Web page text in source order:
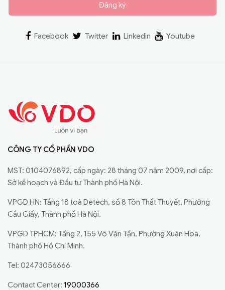
Đăng ký
Facebook Twitter Linkedin Youtube
CÔNG TY CỔ PHẦN VDO
MST: 0104076892, cấp ngày: 28 tháng 07 năm 2009, nơi cấp:
Sở kế hoạch và Đầu tư Thành phố Hà Nội.
VPGD HN: Tầng 18 toà Detech, số 8 Tôn Thất Thuyết, Phường
Cầu Giấy, Thành phố Hà Nội.
VPGD TPHCM: Tầng 2, 155 Võ Văn Tần, Phường Xuân Hoà,
Thành phố Hồ Chí Minh.
Tel: 02473056666
Contact Center: 19000366